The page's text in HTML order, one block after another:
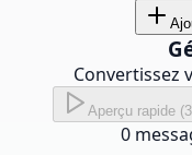
Convertissez
Aperçu rapide
0